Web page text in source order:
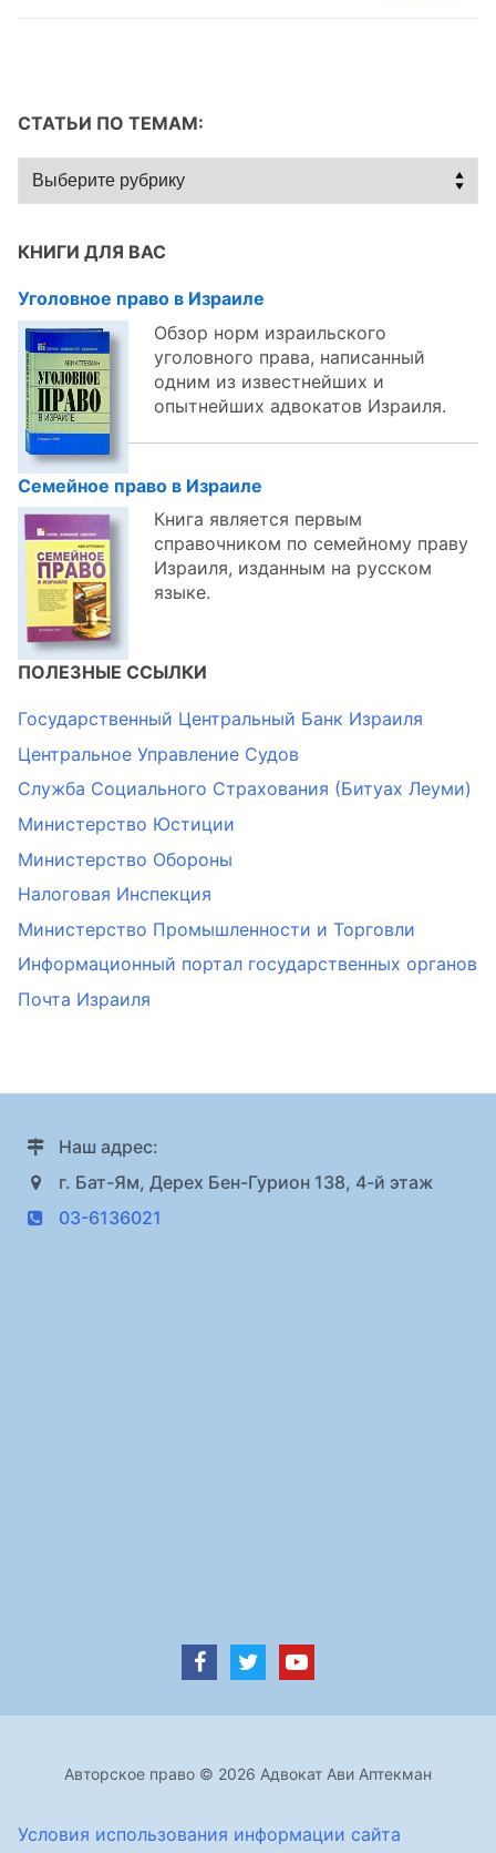
СТАТЬИ ПО ТЕМАМ:
Статьи
по
КНИГИ ДЛЯ ВАС
Уголовное право в Израиле
Обзор норм израильского
уголовного права, написанный
одним из известнейших и
опытнейших адвокатов Израиля.
Семейное право в Израиле
Книга является первым
справочником по семейному праву
Израиля, изданным на русском
языке.
ПОЛЕЗНЫЕ ССЫЛКИ
Государственный Центральный Банк Израиля
Центральное Управление Судов
Служба Социального Страхования (Битуах Леуми)
Министерство Юстиции
Министерство Обороны
Налоговая Инспекция
Министерство Промышленности и Торговли
Информационный портал государственных органов
Почта Израиля
Наш адрес:
г. Бат-Ям, Дерех Бен-Гурион 138, 4-й этаж
03-6136021
Авторское право © 2026 Адвокат Ави Аптекман
Условия использования информации сайта